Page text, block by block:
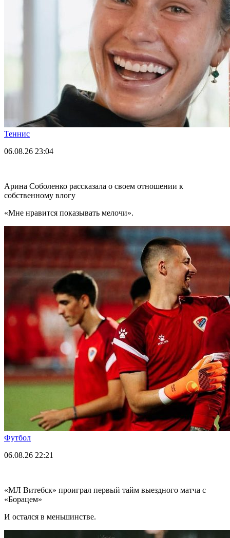
Теннис
06.08.26 23:04
Арина Соболенко рассказала о своем отношении к
собственному влогу
«Мне нравится показывать мелочи».
Футбол
06.08.26 22:21
«МЛ Витебск» проиграл первый тайм выездного матча с
«Борацем»
И остался в меньшинстве.